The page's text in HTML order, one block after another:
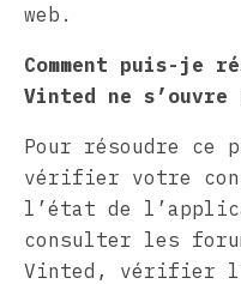
web.
Comment puis-je
Vinted ne s’ouvre
Pour résoudre ce
vérifier votre
l’état de
consulter les
Vinted, vérifier